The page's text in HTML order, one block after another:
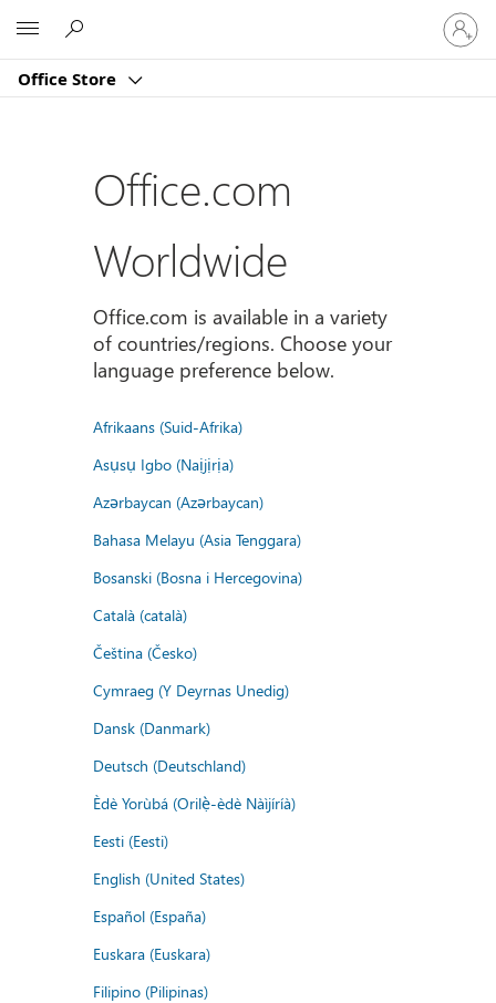
Office Store
Sign
in
to
account
Office.com
Worldwide
Office.com is available in a variety
of countries/regions. Choose your
language preference below.
Afrikaans (Suid-Afrika)
Asụsụ Igbo (Naịjịrịa)
Azərbaycan (Azərbaycan)
Bahasa Melayu (Asia Tenggara)
Bosanski (Bosna i Hercegovina)
Català (català)
Čeština (Česko)
Cymraeg (Y Deyrnas Unedig)
Dansk (Danmark)
Deutsch (Deutschland)
Èdè Yorùbá (Orilẹ̀-èdè Nàìjíríà)
Eesti (Eesti)
English (United States)
Español (España)
Euskara (Euskara)
Filipino (Pilipinas)